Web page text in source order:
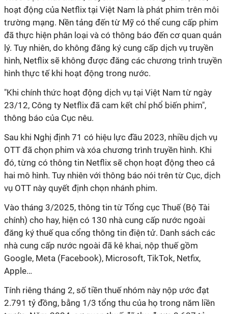
hoạt động của Netflix tại Việt Nam là phát phim trên môi
trường mạng. Nền tảng đến từ Mỹ có thể cung cấp phim
đã thực hiện phân loại và có thông báo đến cơ quan quản
lý. Tuy nhiên, do không đăng ký cung cấp dịch vụ truyền
hình, Netflix sẽ không được đăng các chương trình truyền
hình thực tế khi hoạt động trong nước.
"Khi chính thức hoạt động dịch vụ tại Việt Nam từ ngày
23/12, Công ty Netflix đã cam kết chỉ phổ biến phim",
thông báo của Cục nêu.
Sau khi Nghị định 71 có hiệu lực đầu 2023, nhiều dịch vụ
OTT đã chọn phim và xóa chương trình truyền hình. Khi
đó, từng có thông tin Netflix sẽ chọn hoạt động theo cả
hai mô hình. Tuy nhiên với thông báo nói trên từ Cục, dịch
vụ OTT này quyết định chọn nhánh phim.
Vào tháng 3/2025, thông tin từ Tổng cục Thuế (Bộ Tài
chính) cho hay, hiện có 130 nhà cung cấp nước ngoài
đăng ký thuế qua cổng thông tin điện tử. Danh sách các
nhà cung cấp nước ngoài đã kê khai, nộp thuế gồm
Google, Meta (Facebook), Microsoft, TikTok, Netfix,
Apple…
Tính riêng tháng 2, số tiền thuế nhóm này nộp ước đạt
2.791 tỷ đồng, bằng 1/3 tổng thu của họ trong năm liền